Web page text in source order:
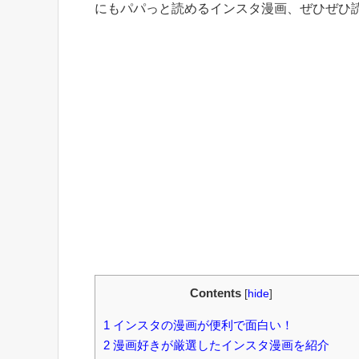
にもパパっと読めるインスタ漫画、ぜひぜひ
Contents [hide]
1 インスタの漫画が便利で面白い！
2 漫画好きが厳選したインスタ漫画を紹介